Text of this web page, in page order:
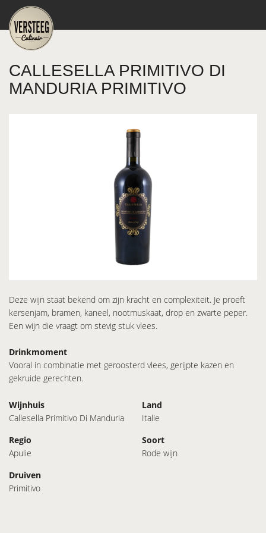
CALLESELLA PRIMITIVO DI
MANDURIA PRIMITIVO
Deze wijn staat bekend om zijn kracht en complexiteit. Je proeft
kersenjam, bramen, kaneel, nootmuskaat, drop en zwarte peper.
Een wijn die vraagt om stevig stuk vlees.
Drinkmoment
Vooral in combinatie met geroosterd vlees, gerijpte kazen en
gekruide gerechten.
Wijnhuis
Callesella Primitivo Di Manduria
Land
Italie
Regio
Apulie
Soort
Rode wijn
Druiven
Primitivo